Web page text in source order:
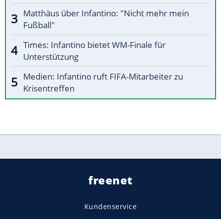
Matthäus über Infantino: "Nicht mehr mein
Fußball"
Times: Infantino bietet WM-Finale für
Unterstützung
Medien: Infantino ruft FIFA-Mitarbeiter zu
Krisentreffen
freenet
Kundenservice